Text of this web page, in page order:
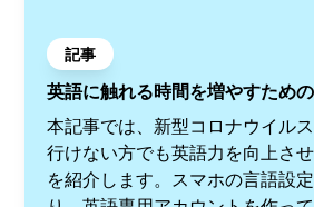
記事
英語に触れる時間を増やすため
本記事では、新型コロナウイル
行けない方でも英語力を向上さ
を紹介します。スマホの言語設